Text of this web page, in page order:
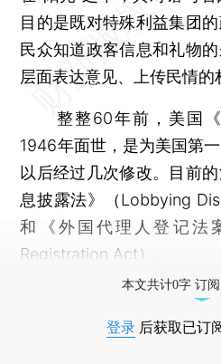
目的是既对特殊利益集团
民众知道政客信息和礼物
层面表达意见、上传民情的
整整60年前，美国《
1946年面世，是为美国第
以后经过几次修改。目前
息披露法》（Lobbying
和《外国代理人登记法
Registration Act）。
本文共计0字 订
登录 后获取已订